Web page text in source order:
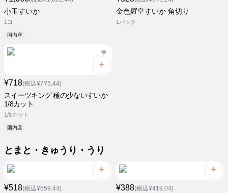
小玉すいか
1コ
国内産
金色羅皇すいか 角切り
1パック
¥718(税込¥775.44)
スイーツキング 種の少ないすいか
1/8カット
1/8カット
国内産
とまと・きゅうり・うり
¥518(税込¥559.44) ¥388(税込¥419.04)